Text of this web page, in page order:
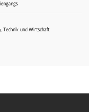
Technik und Wirtschaft